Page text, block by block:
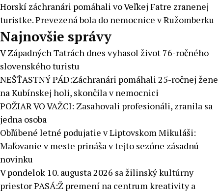
Horskí záchranári pomáhali vo Veľkej Fatre zranenej
turistke. Prevezená bola do nemocnice v Ružomberku
Najnovšie správy
V Západných Tatrách dnes vyhasol život 76-ročného
slovenského turistu
NEŠŤASTNÝ PÁD:Záchranári pomáhali 25-ročnej žene
na Kubínskej holi, skončila v nemocnici
POŽIAR VO VAŽCI: Zasahovali profesionáli, zranila sa
jedna osoba
Obľúbené letné podujatie v Liptovskom Mikuláši:
Maľovanie v meste prináša v tejto sezóne zásadnú
novinku
V pondelok 10. augusta 2026 sa žilinský kultúrny
priestor PASÁ:Ž premení na centrum kreativity a